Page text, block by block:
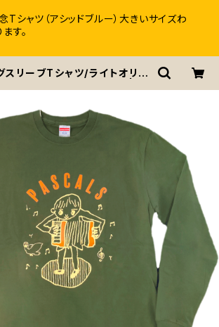
シャツ（アシッドブルー）大きいサイズわ
す。
スリーブTシャツ/ライトオリー